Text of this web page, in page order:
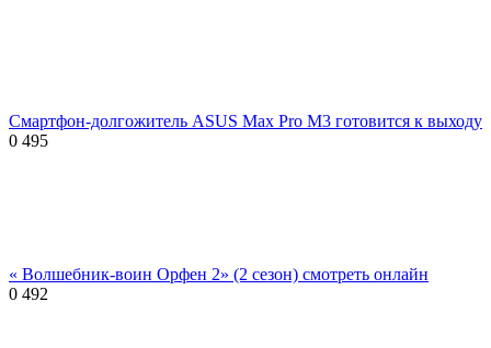
Смартфон-долгожитель ASUS Max Pro M3 готовится к выходу
0 495
« Волшебник-воин Орфен 2» (2 сезон) смотреть онлайн
0 492